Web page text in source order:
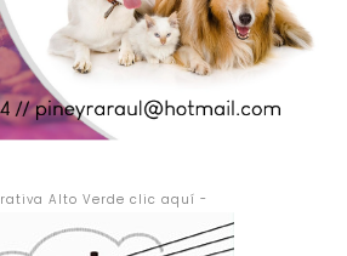
Alto Verde clic aquí -